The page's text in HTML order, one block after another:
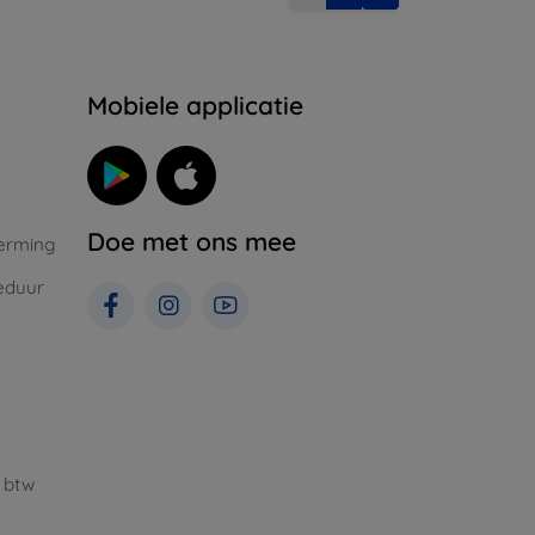
btw
Mobiele applicatie
Doe met ons mee